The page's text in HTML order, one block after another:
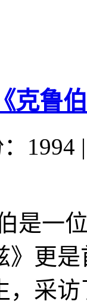
克鲁
：1994 |
一位
》更
，采